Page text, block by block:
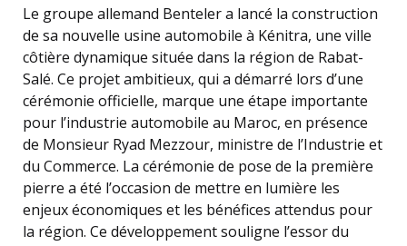
Le groupe allemand Benteler a lancé la construction
de sa nouvelle usine automobile à Kénitra, une ville
côtière dynamique située dans la région de Rabat-
Salé. Ce projet ambitieux, qui a démarré lors d’une
cérémonie officielle, marque une étape importante
pour l’industrie automobile au Maroc, en présence
de Monsieur Ryad Mezzour, ministre de l’Industrie et
du Commerce. La cérémonie de pose de la première
pierre a été l’occasion de mettre en lumière les
enjeux économiques et les bénéfices attendus pour
la région. Ce développement souligne l’essor du